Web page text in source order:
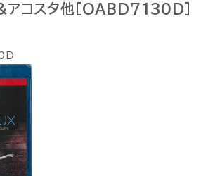
アコスタ他[OABD7130D]